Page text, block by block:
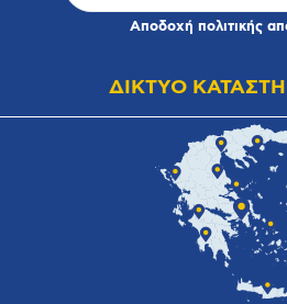
Αποδοχή πολιτικής
ΔΙΚΤΥΟ